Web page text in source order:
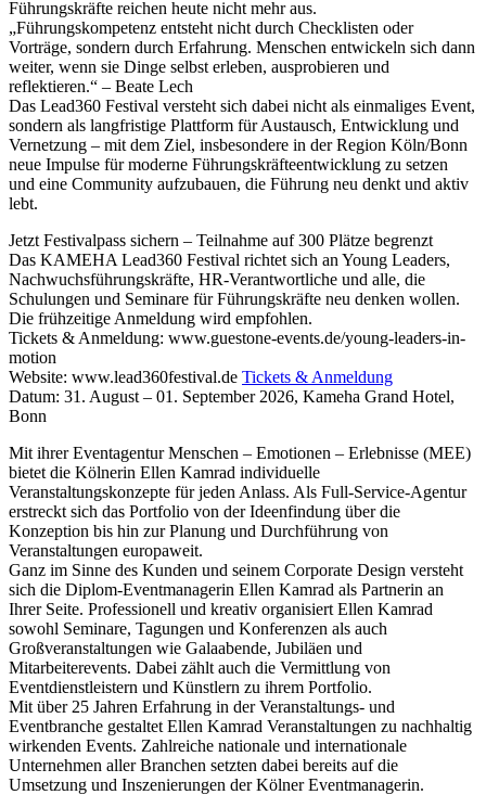
Führungskräfte reichen heute nicht mehr aus.
„Führungskompetenz entsteht nicht durch Checklisten oder
Vorträge, sondern durch Erfahrung. Menschen entwickeln sich dann
weiter, wenn sie Dinge selbst erleben, ausprobieren und
reflektieren.“ – Beate Lech
Das Lead360 Festival versteht sich dabei nicht als einmaliges Event,
sondern als langfristige Plattform für Austausch, Entwicklung und
Vernetzung – mit dem Ziel, insbesondere in der Region Köln/Bonn
neue Impulse für moderne Führungskräfteentwicklung zu setzen
und eine Community aufzubauen, die Führung neu denkt und aktiv
lebt.
Jetzt Festivalpass sichern – Teilnahme auf 300 Plätze begrenzt
Das KAMEHA Lead360 Festival richtet sich an Young Leaders,
Nachwuchsführungskräfte, HR-Verantwortliche und alle, die
Schulungen und Seminare für Führungskräfte neu denken wollen.
Die frühzeitige Anmeldung wird empfohlen.
Tickets & Anmeldung: www.guestone-events.de/young-leaders-in-
motion
Website: www.lead360festival.de Tickets & Anmeldung
Datum: 31. August – 01. September 2026, Kameha Grand Hotel,
Bonn
Mit ihrer Eventagentur Menschen – Emotionen – Erlebnisse (MEE)
bietet die Kölnerin Ellen Kamrad individuelle
Veranstaltungskonzepte für jeden Anlass. Als Full-Service-Agentur
erstreckt sich das Portfolio von der Ideenfindung über die
Konzeption bis hin zur Planung und Durchführung von
Veranstaltungen europaweit.
Ganz im Sinne des Kunden und seinem Corporate Design versteht
sich die Diplom-Eventmanagerin Ellen Kamrad als Partnerin an
Ihrer Seite. Professionell und kreativ organisiert Ellen Kamrad
sowohl Seminare, Tagungen und Konferenzen als auch
Großveranstaltungen wie Galaabende, Jubiläen und
Mitarbeiterevents. Dabei zählt auch die Vermittlung von
Eventdienstleistern und Künstlern zu ihrem Portfolio.
Mit über 25 Jahren Erfahrung in der Veranstaltungs- und
Eventbranche gestaltet Ellen Kamrad Veranstaltungen zu nachhaltig
wirkenden Events. Zahlreiche nationale und internationale
Unternehmen aller Branchen setzten dabei bereits auf die
Umsetzung und Inszenierungen der Kölner Eventmanagerin.